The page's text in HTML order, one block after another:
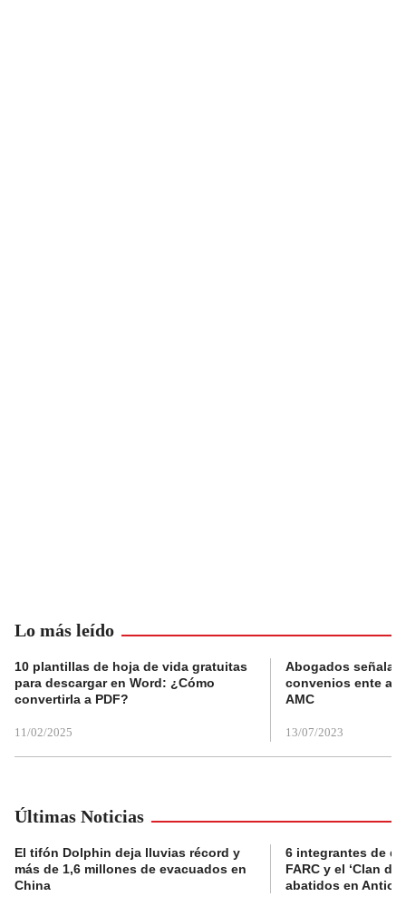
Lo más leído
10 plantillas de hoja de vida gratuitas
para descargar en Word: ¿Cómo
convertirla a PDF?
11/02/2025
Abogados
convenios ente
AMC
13/07/2023
Últimas Noticias
El tifón Dolphin deja lluvias récord y
más de 1,6 millones de evacuados en
China
6 integrantes de
FARC y el ‘Clan
abatidos en